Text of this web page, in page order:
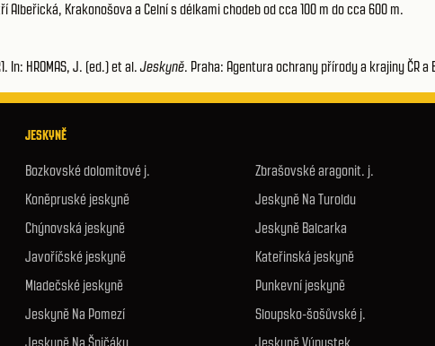
Krakonošova a Celní s délkami chodeb od cca 100 m do cca 600 m.
In: HROMAS, J. (ed.) et al.Jeskyně. Praha: Agentura ochrany přírody a krajiny ČR a
JESKYNĚ
Bozkovské dolomitové j.
Koněpruské jeskyně
Chýnovská jeskyně
Javoříčské jeskyně
Mladečské jeskyně
Jeskyně Na Pomezí
Zbrašovské aragonit. j.
Jeskyně Na Turoldu
Jeskyně Balcarka
Kateřinská jeskyně
Punkevní jeskyně
Sloupsko-šošůvské j.